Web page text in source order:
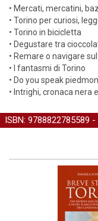
• Mercati, mercatini,
• Torino per curiosi,
• Torino in bicicletta
• Degustare tra
• Remare o navigare
• I fantasmi di Torino
• Do you speak
• Intrighi, cronaca nera
ISBN: 9788822785589